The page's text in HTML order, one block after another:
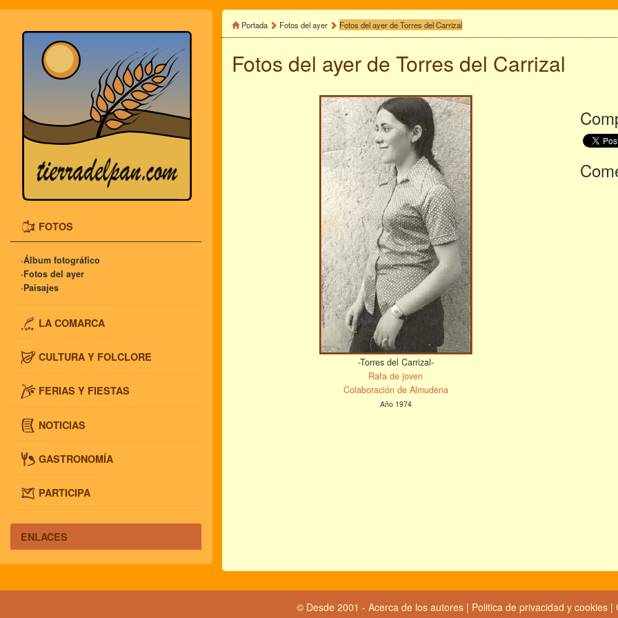
FOTOS
·Álbum fotográfico
·Fotos del ayer
·Paisajes
LA COMARCA
CULTURA Y FOLCLORE
FERIAS Y FIESTAS
NOTICIAS
GASTRONOMÍA
PARTICIPA
ENLACES
Portada Fotos del ayer Fotos del ayer de Torres del Carrizal
Fotos del ayer de Torres del Carrizal
-Torres del Carrizal-
Rafa de joven
Colaboración de Almudena
Año 1974
© Desde 2001 - Acerca de los autores| Politica de privacidad y cookies |